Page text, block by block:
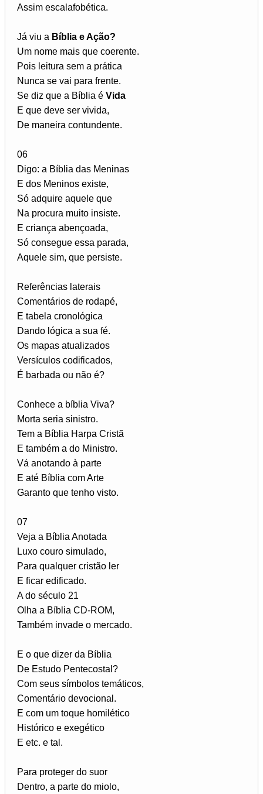
Assim escalafobética.
Já viu a Bíblia e Ação?
Um nome mais que coerente.
Pois leitura sem a prática
Nunca se vai para frente.
Se diz que a Bíblia é Vida
E que deve ser vivida,
De maneira contundente.
06
Digo: a Bíblia das Meninas
E dos Meninos existe,
Só adquire aquele que
Na procura muito insiste.
E criança abençoada,
Só consegue essa parada,
Aquele sim, que persiste.
Referências laterais
Comentários de rodapé,
E tabela cronológica
Dando lógica a sua fé.
Os mapas atualizados
Versículos codificados,
É barbada ou não é?
Conhece a bíblia Viva?
Morta seria sinistro.
Tem a Bíblia Harpa Cristã
E também a do Ministro.
Vá anotando à parte
E até Bíblia com Arte
Garanto que tenho visto.
07
Veja a Bíblia Anotada
Luxo couro simulado,
Para qualquer cristão ler
E ficar edificado.
A do século 21
Olha a Bíblia CD-ROM,
Também invade o mercado.
E o que dizer da Bíblia
De Estudo Pentecostal?
Com seus símbolos temáticos,
Comentário devocional.
E com um toque homilético
Histórico e exegético
E etc. e tal.
Para proteger do suor
Dentro, a parte do miolo,